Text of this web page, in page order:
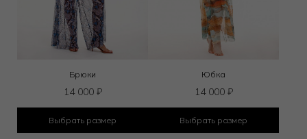
Брюки
14 000 ₽
Выбрать размер
Юбка
14 000 ₽
Выбрать размер